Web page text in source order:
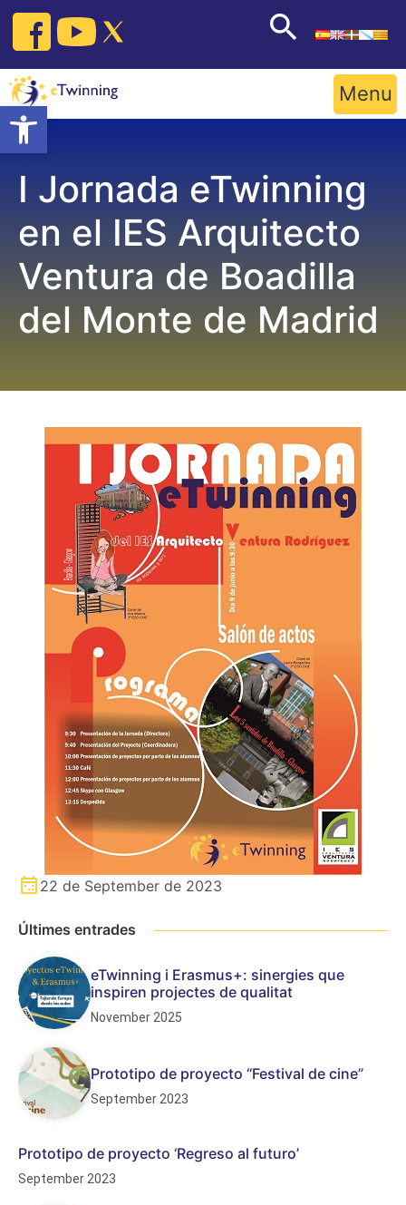
Open toolbar
Skip
content
Menu
I Jornada eTwinning
en el IES Arquitecto
Ventura de Boadilla
del Monte de Madrid
22 de September de 2023
Últimes entrades
eTwinning i Erasmus+: sinergies que
inspiren projectes de qualitat
November 2025
Prototipo de proyecto “Festival de cine”
September 2023
Prototipo de proyecto ‘Regreso al futuro’
September 2023